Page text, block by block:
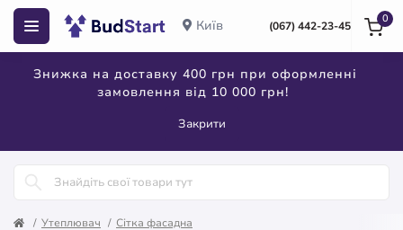
Київ (067) 442-23-45
Знижка на доставку 400 грн при оформленні
замовлення від 10 000 грн!
Закрити
0
Утеплювач
Сітка фасадна